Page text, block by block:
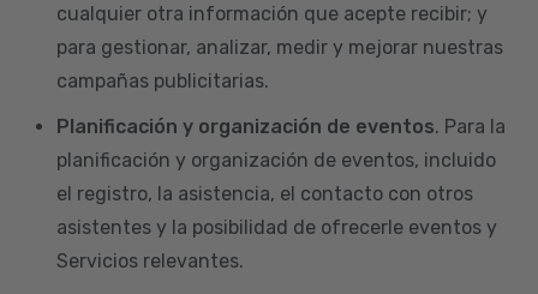
cualquier otra información que acepte recibir; y
para gestionar, analizar, medir y mejorar nuestras
campañas publicitarias.
Planificación y organización de eventos. Para la
planificación y organización de eventos, incluido
el registro, la asistencia, el contacto con otros
asistentes y la posibilidad de ofrecerle eventos y
Servicios relevantes.